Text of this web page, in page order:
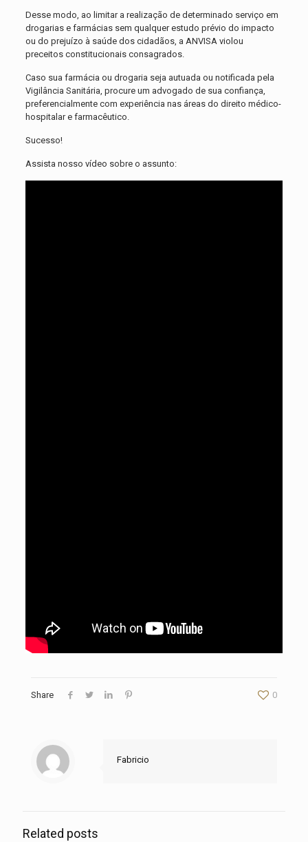
Desse modo, ao limitar a realização de determinado serviço em
drogarias e farmácias sem qualquer estudo prévio do impacto
ou do prejuízo à saúde dos cidadãos, a ANVISA violou
preceitos constitucionais consagrados.
Caso sua farmácia ou drogaria seja autuada ou notificada pela
Vigilância Sanitária, procure um advogado de sua confiança,
preferencialmente com experiência nas áreas do direito médico-
hospitalar e farmacêutico.
Sucesso!
Assista nosso vídeo sobre o assunto:
Share 0
Fabricio
Related posts